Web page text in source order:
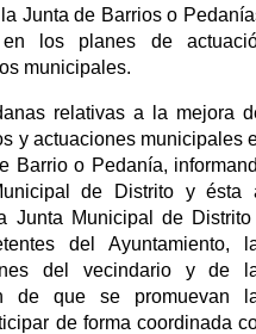
Junta de Barrios o
los planes de
municipales.
relativas a la mejora
y actuaciones municipales
Barrio o Pedanía,
de Distrito y ésta
Junta Municipal de
del Ayuntamiento,
del vecindario y de
de que se promuevan
de forma coordinada